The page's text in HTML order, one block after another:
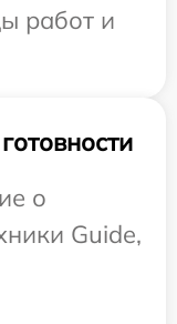
работ и
о
Guide,